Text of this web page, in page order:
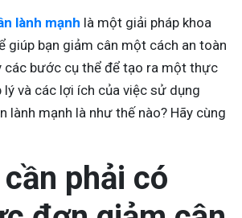
lành mạnh là một giải pháp khoa
giúp bạn giảm cân một cách an toàn
các bước cụ thể để tạo ra một thực
và các lợi ích của việc sử dụng
lành mạnh là như thế nào? Hãy cùng
phải có